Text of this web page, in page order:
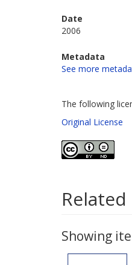
Date
2006
Metadata
See more
The following
Original License
Showing